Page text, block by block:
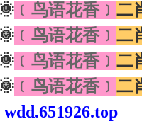
﹝鸟语花香﹞ 二
﹝鸟语花香﹞ 二
﹝鸟语花香﹞ 二
﹝鸟语花香﹞ 二
wdd.651926.top